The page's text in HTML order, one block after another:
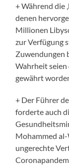
+ Während die
denen
Millionen
zur Verfügung
Zuwendungen
Wahrheit seien
gewährt
+ Der Führer
forderte auch
Mohammed
ungerechte